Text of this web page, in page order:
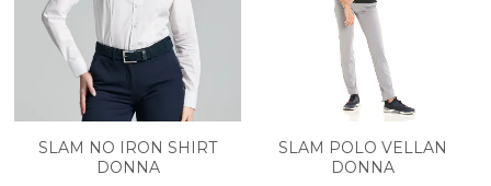
SLAM NO IRON SHIRT
DONNA
SLAM POLO VELLAN
DONNA